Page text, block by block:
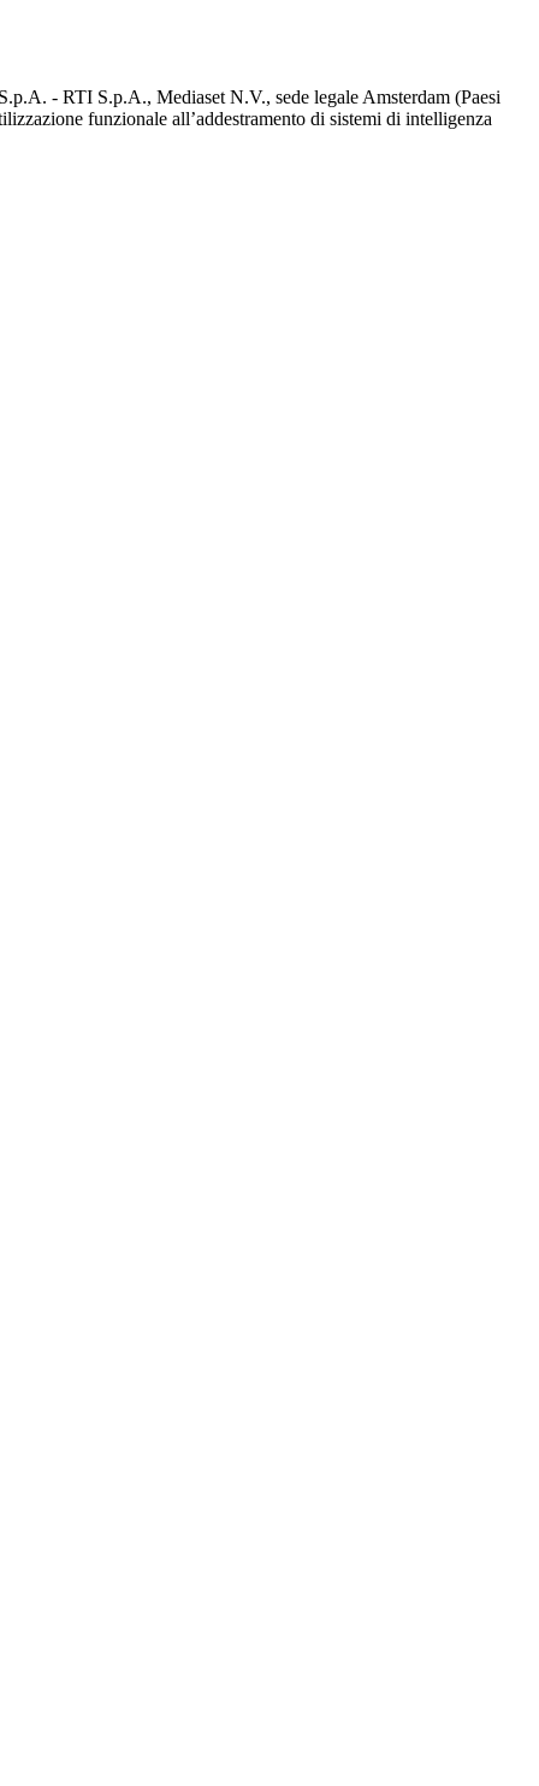
- RTI S.p.A., Mediaset N.V., sede legale Amsterdam (Paesi
funzionale all’addestramento di sistemi di intelligenza